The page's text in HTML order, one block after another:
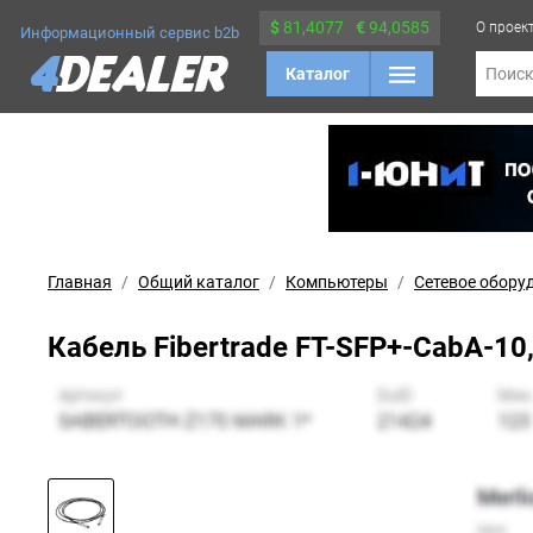
Информационный сервис b2b $ 81,4077 €94,0585
Каталог
О
Поиск
Главная Общий каталог Компьютеры Сетевое
Кабель Fibertrade FT-SFP+-CabA-